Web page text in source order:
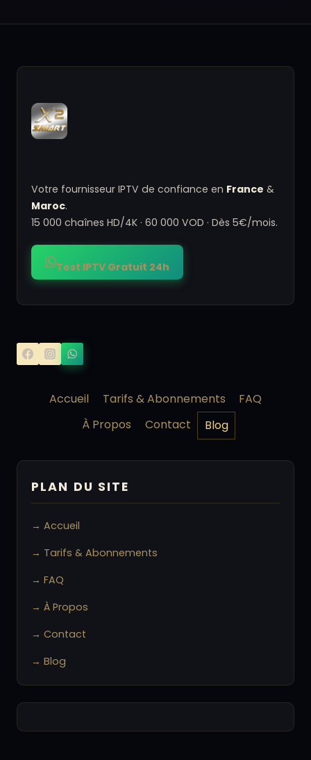
Votre fournisseur IPTV de confiance en France &
Maroc.
15 000 chaînes HD/4K · 60 000 VOD · Dès 5€/mois.
Test IPTV Gratuit 24h
Accueil Tarifs & Abonnements
FAQ
À Propos
Contact Blog
PLAN DU SITE
→ Accueil
→ Tarifs & Abonnements
→ FAQ
→ À Propos
→ Contact
→ Blog